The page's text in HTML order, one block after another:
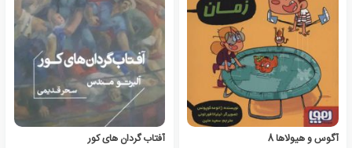
آگوس و هیولاها 8 آفتاب گردان های کور